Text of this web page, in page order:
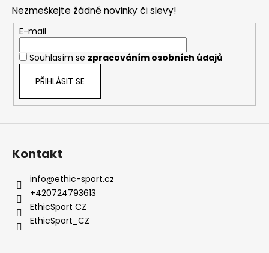
Nezmeškejte žádné novinky či slevy!
E-mail
Souhlasím se zpracováním osobních údajů
PŘIHLÁSIT SE
Kontakt
info@ethic-sport.cz
+420724793613
EthicSport CZ
EthicSport_CZ